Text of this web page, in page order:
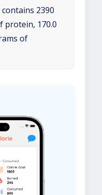
2390
protein, 170.0
of